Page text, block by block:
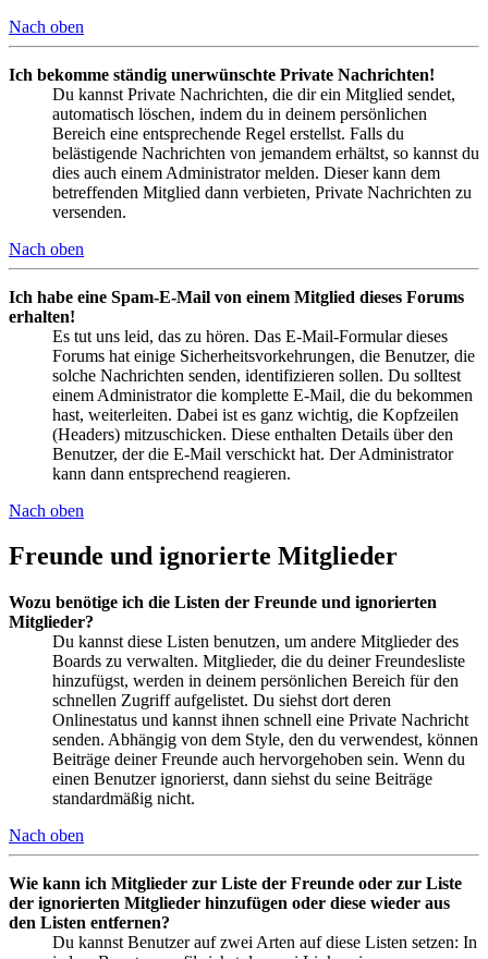
Nach oben
Ich bekomme ständig unerwünschte Private Nachrichten!
Du kannst Private Nachrichten, die dir ein Mitglied sendet,
automatisch löschen, indem du in deinem persönlichen
Bereich eine entsprechende Regel erstellst. Falls du
belästigende Nachrichten von jemandem erhältst, so kannst du
dies auch einem Administrator melden. Dieser kann dem
betreffenden Mitglied dann verbieten, Private Nachrichten zu
versenden.
Nach oben
Ich habe eine Spam-E-Mail von einem Mitglied dieses Forums
erhalten!
Es tut uns leid, das zu hören. Das E-Mail-Formular dieses
Forums hat einige Sicherheitsvorkehrungen, die Benutzer, die
solche Nachrichten senden, identifizieren sollen. Du solltest
einem Administrator die komplette E-Mail, die du bekommen
hast, weiterleiten. Dabei ist es ganz wichtig, die Kopfzeilen
(Headers) mitzuschicken. Diese enthalten Details über den
Benutzer, der die E-Mail verschickt hat. Der Administrator
kann dann entsprechend reagieren.
Nach oben
Freunde und ignorierte Mitglieder
Wozu benötige ich die Listen der Freunde und ignorierten
Mitglieder?
Du kannst diese Listen benutzen, um andere Mitglieder des
Boards zu verwalten. Mitglieder, die du deiner Freundesliste
hinzufügst, werden in deinem persönlichen Bereich für den
schnellen Zugriff aufgelistet. Du siehst dort deren
Onlinestatus und kannst ihnen schnell eine Private Nachricht
senden. Abhängig von dem Style, den du verwendest, können
Beiträge deiner Freunde auch hervorgehoben sein. Wenn du
einen Benutzer ignorierst, dann siehst du seine Beiträge
standardmäßig nicht.
Nach oben
Wie kann ich Mitglieder zur Liste der Freunde oder zur Liste
der ignorierten Mitglieder hinzufügen oder diese wieder aus
den Listen entfernen?
Du kannst Benutzer auf zwei Arten auf diese Listen setzen: In